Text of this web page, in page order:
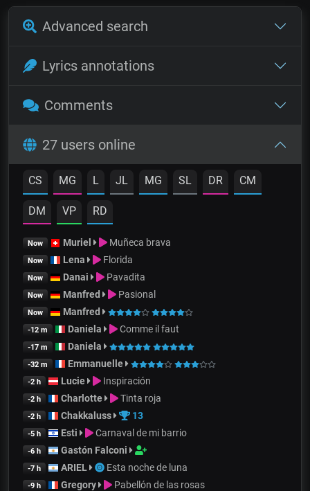
Advanced search
Lyrics annotations
Comments
27 users online
CS MG L JL MG SL DR CM
DM VP RD
Now Muriel Muñeca brava
Now Lena Florida
Now Danai Pavadita
Now Manfred Pasional
Now Manfred
-12 m Daniela Comme il faut
-17 m Daniela
-32 m Emmanuelle
-2 h Lucie Inspiración
-2 h Charlotte Tinta roja
-2 h Chakkaluss 13
-5 h Esti Carnaval de mi barrio
-6 h Gastón Falconi
-7 h ARIEL Esta noche de luna
-9 h Gregory Pabellón de las rosas